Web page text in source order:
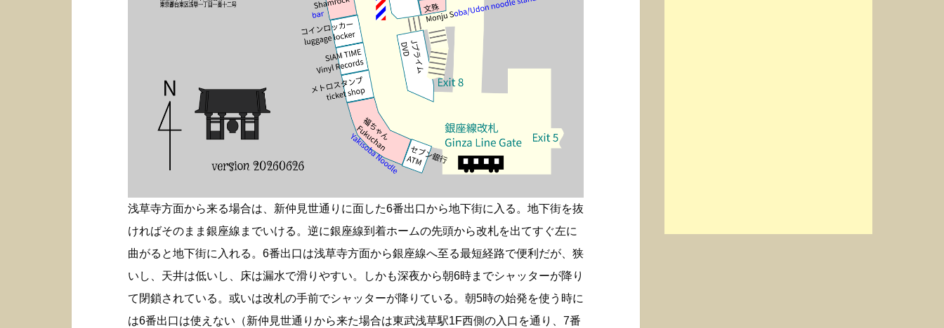
浅草寺方面から来る場合は、新仲見世通りに面した6番出口から地下街に入る。地下街を抜
ければそのまま銀座線までいける。逆に銀座線到着ホームの先頭から改札を出てすぐ左に
曲がると地下街に入れる。6番出口は浅草寺方面から銀座線へ至る最短経路で便利だが、狭
いし、天井は低いし、床は漏水で滑りやすい。しかも深夜から朝6時までシャッターが降り
て閉鎖されている。或いは改札の手前でシャッターが降りている。朝5時の始発を使う時に
は6番出口は使えない（新仲見世通りから来た場合は東武浅草駅1F西側の入口を通り、7番